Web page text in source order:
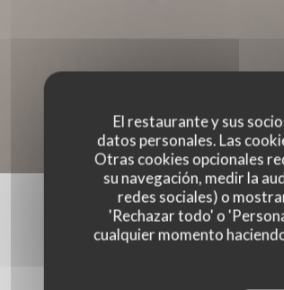
El restaurante y sus
datos personales. Las
Otras cookies opcionales
su navegación, medir la
redes sociales) o
'Rechazar todo' o
cualquier momento
Las opiniones